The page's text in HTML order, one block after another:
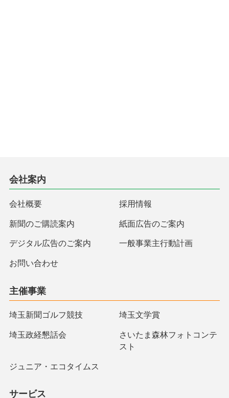
会社案内
会社概要 採用情報
新聞のご購読案内 紙面広告のご案内
デジタル広告のご案内 一般事業主行動計画
お問い合わせ
主催事業
埼玉新聞ゴルフ競技 埼玉文学賞
埼玉政経懇話会
さいたま森林フォトコンテ
スト
ジュニア・エコタイムス
サービス